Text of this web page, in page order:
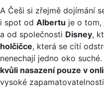
A Češi si zřejmě dojímání
i spot od Albertu je o tom,
a od společnosti Disney,
holčičce, která se cítí
nenechají jedno oko
kvůli nasazení pouze v
vysoké